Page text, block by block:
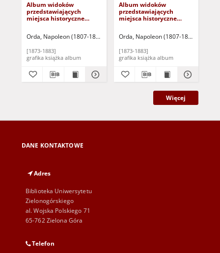
Album widoków
przedstawiających
miejsca historyczne
szósta
Orda, Napoleon (1807-1893) Warszawa: Zakład Litograficzny M.
[1873-1883]
grafika książka album
Album widoków
przedstawiających
miejsca historyczne
piąta
Orda, Napoleon (1807-1893)
[1873-1883]
grafika książka album
Więcej
DANE KONTAKTOWE
Adres
Biblioteka Uniwersytetu
Zielonogórskiego
al. Wojska Polskiego 71
65-762 Zielona Góra
Telefon